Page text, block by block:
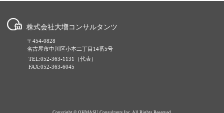
株式会社大増コンサルタンツ
〒454-0828
名古屋市中川区小本二丁目14番5号
TEL:052-363-1131（代表）
FAX:052-363-6045